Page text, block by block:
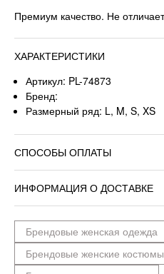
Премиум качество. Не
ХАРАКТЕРИСТИКИ
Артикул: PL-74873
Бренд:
Размерный ряд: L, M, S, XS
СПОСОБЫ ОПЛАТЫ
ИНФОРМАЦИЯ О ДОСТАВКЕ
Брендовые женская одежда
Брендовые женские костюмы